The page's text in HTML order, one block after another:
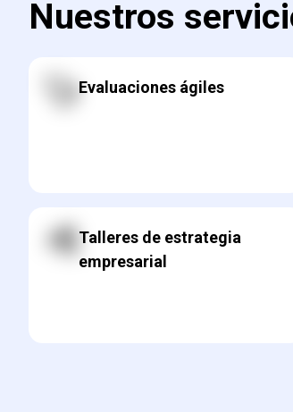
Nuestros
Evaluaciones ágiles
Talleres de estrategia
empresarial